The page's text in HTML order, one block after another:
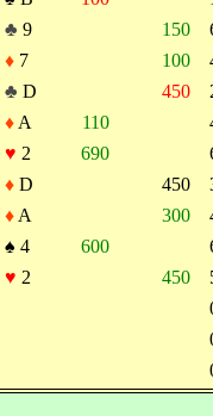
♣ 9 150
♦ 7 100
♣ D 450
♦ A 110
♥ 2 690
♦ D 450
♦ A 300
♠ 4 600
♥ 2 450